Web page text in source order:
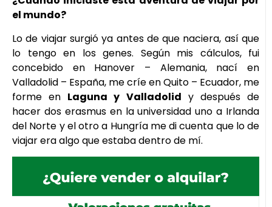
el mundo?
Lo de viajar surgió ya antes de que naciera, así que
lo tengo en los genes. Según mis cálculos, fui
concebido en Hanover – Alemania, nací en
Valladolid – España, me críe en Quito – Ecuador, me
forme en Laguna y Valladolid y después de
hacer dos erasmus en la universidad uno a Irlanda
del Norte y el otro a Hungría me di cuenta que lo de
viajar era algo que estaba dentro de mí.